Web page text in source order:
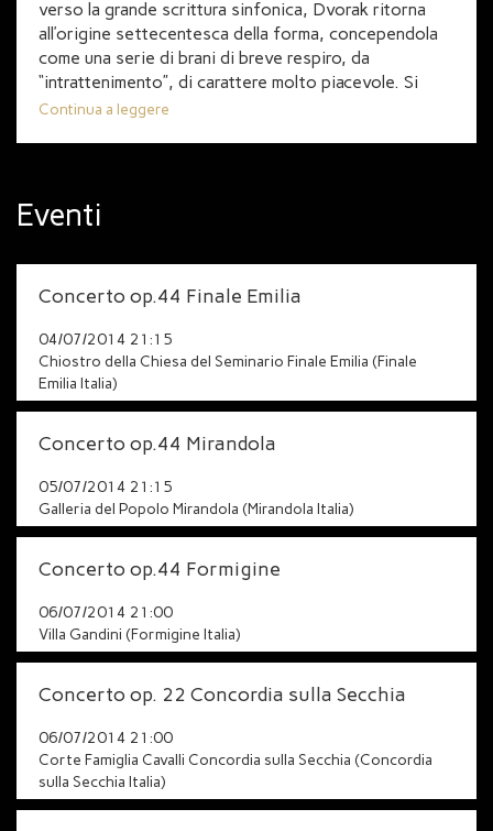
verso la grande scrittura sinfonica, Dvorak ritorna
all’origine settecentesca della forma, concependola
come una serie di brani di breve respiro, da
“intrattenimento”, di carattere molto piacevole. Si
sente nei diversi movimenti delle due serenate la
brani in due sere e due luoghi diversi; in questo modo
si apprezzerà meglio la differenza tra i due mondi
Continua a leggere
Eventi
Concerto op.44 Finale Emilia
04/07/2014 21:15
Chiostro della Chiesa del Seminario Finale Emilia (Finale
Emilia Italia)
Concerto op.44 Mirandola
05/07/2014 21:15
Galleria del Popolo Mirandola (Mirandola Italia)
Concerto op.44 Formigine
06/07/2014 21:00
Villa Gandini (Formigine Italia)
Concerto op. 22 Concordia sulla Secchia
06/07/2014 21:00
Corte Famiglia Cavalli Concordia sulla Secchia (Concordia
sulla Secchia Italia)